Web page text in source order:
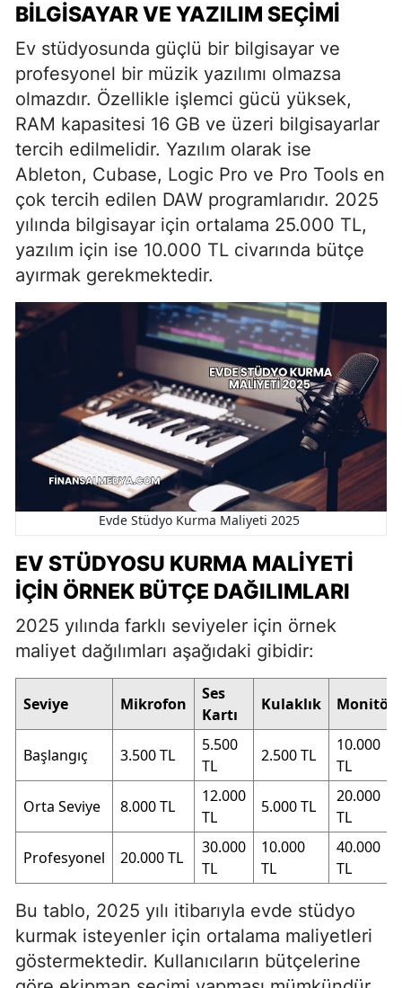
BILGISAYAR VE YAZILIM SEÇIMI
Ev stüdyosunda güçlü bir bilgisayar ve
profesyonel bir müzik yazılımı olmazsa
olmazdır. Özellikle işlemci gücü yüksek,
RAM kapasitesi 16 GB ve üzeri bilgisayarlar
tercih edilmelidir. Yazılım olarak ise
Ableton, Cubase, Logic Pro ve Pro Tools en
çok tercih edilen DAW programlarıdır. 2025
yılında bilgisayar için ortalama 25.000 TL,
yazılım için ise 10.000 TL civarında bütçe
ayırmak gerekmektedir.
Evde Stüdyo Kurma Maliyeti 2025
EV STÜDYOSU KURMA MALIYETI
İÇIN ÖRNEK BÜTÇE DAĞILIMLARI
2025 yılında farklı seviyeler için örnek
maliyet dağılımları aşağıdaki gibidir:
Seviye Mikrofon
Ses
Kartı
Kulaklık Monitör
Başlangıç 3.500 TL
5.500
TL
2.500 TL
10.000
TL
Orta Seviye 8.000 TL
12.000
TL
5.000 TL
20.000
TL
Profesyonel 20.000 TL
30.000
TL
10.000
TL
40.000
TL
Bu tablo, 2025 yılı itibarıyla evde stüdyo
kurmak isteyenler için ortalama maliyetleri
göstermektedir. Kullanıcıların bütçelerine